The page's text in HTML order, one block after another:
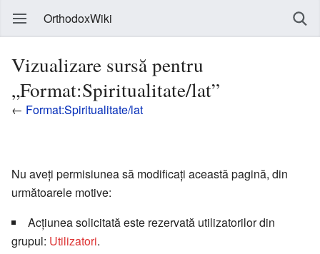
OrthodoxWiki
Vizualizare sursă pentru
„Format:Spiritualitate/lat”
← Format:Spiritualitate/lat
Nu aveți permisiunea să modificați această pagină, din
următoarele motive:
Acțiunea solicitată este rezervată utilizatorilor din
grupul: Utilizatori.